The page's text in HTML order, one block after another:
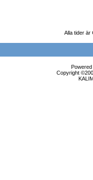
Alla tider är
Copyright